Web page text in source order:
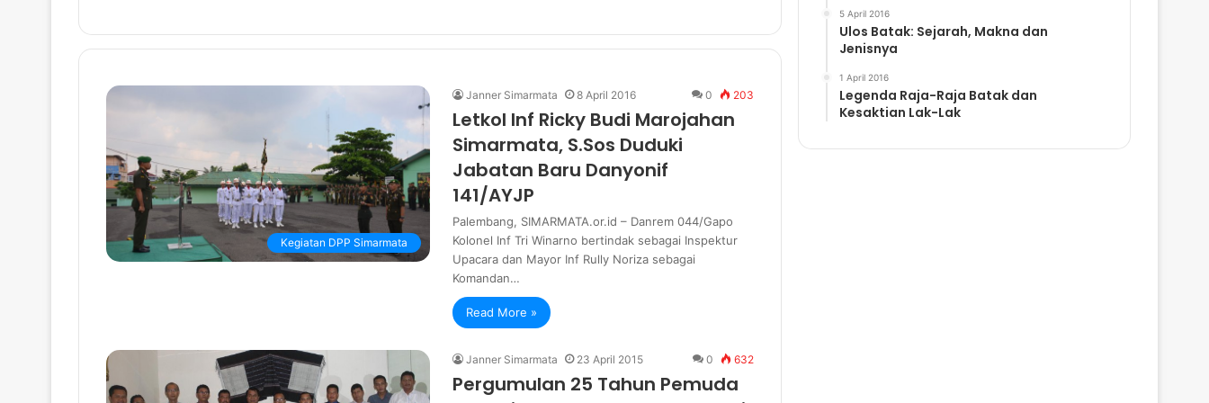
Kegiatan DPP Simarmata
Janner Simarmata 8 April 2016 0 203
Letkol Inf Ricky Budi Marojahan
Simarmata, S.Sos Duduki
Jabatan Baru Danyonif
141/AYJP
Palembang, SIMARMATA.or.id – Danrem 044/Gapo
Kolonel Inf Tri Winarno bertindak sebagai Inspektur
Upacara dan Mayor Inf Rully Noriza sebagai
Komandan…
Read More »
Janner Simarmata 23 April 2015 0 632
Pergumulan 25 Tahun Pemuda
5 April 2016
Ulos Batak: Sejarah, Makna dan
Jenisnya
1 April 2016
Legenda Raja-Raja Batak dan
Kesaktian Lak-Lak